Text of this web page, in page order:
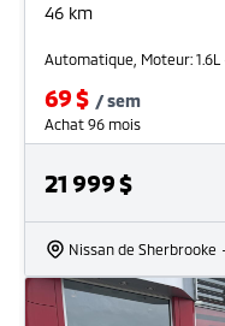
46 km
Automatique, Moteur: 1.6L
69$ /sem
Achat 96 mois
21 999$
Nissan de Sherbrooke